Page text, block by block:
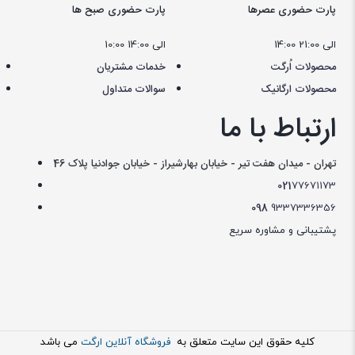
پارت حضوری صبح ها
10:00 الی 14:00
پارت حضوری عصرها
14:00 الی 21:00
خدمات مشتریان
سوالات متداول
محصولات اُرگت
محصولات ارگانیک
ارتباط با ما
تهران - میدان هفت تیر - خیابان بهارشیراز - خیابان جوادنیا پلاک 46
02177671173
098 9337336356
پشتیبانی و مشاوره سریع
کليه حقوق اين سايت متعلق به فروشگاه آنلاین ارگت می باشد